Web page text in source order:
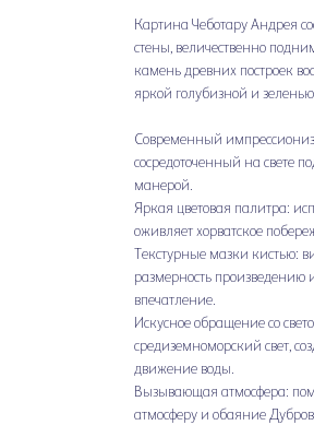
Картина Чеботару Андрея
стены, величественно
камень древних построек
яркой голубизной и
Современный
сосредоточенный на свете
манерой.
Яркая цветовая палитра:
оживляет хорватское
Текстурные мазки кистью:
размерность произведению
впечатление.
Искусное обращение со
средиземноморский свет,
движение воды.
Вызывающая атмосфера:
атмосферу и обаяние